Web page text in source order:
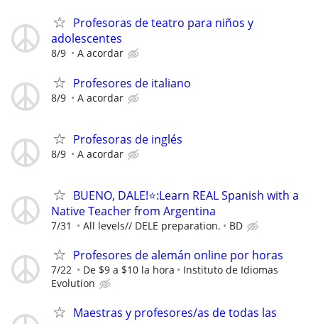
Profesoras de teatro para niños y
adolescentes
8/9 A acordar
Profesores de italiano
8/9 A acordar
Profesoras de inglés
8/9 A acordar
BUENO, DALE!⭐️:Learn REAL Spanish with a
Native Teacher from Argentina
7/31 All levels// DELE preparation. BD
Profesores de alemán online por horas
7/22 De $9 a $10 la hora
Instituto de Idiomas
Evolution
Maestras y profesores/as de todas las